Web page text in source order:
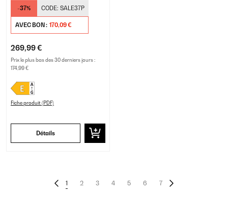
Porte Vitrée Noir
-37% CODE: SALE37P
AVEC BON : 170,09 €
269,99 €
Prix le plus bas des 30 derniers jours :
174,99 €
Fiche produit (PDF)
Détails
1 2 3 4 5 6 7